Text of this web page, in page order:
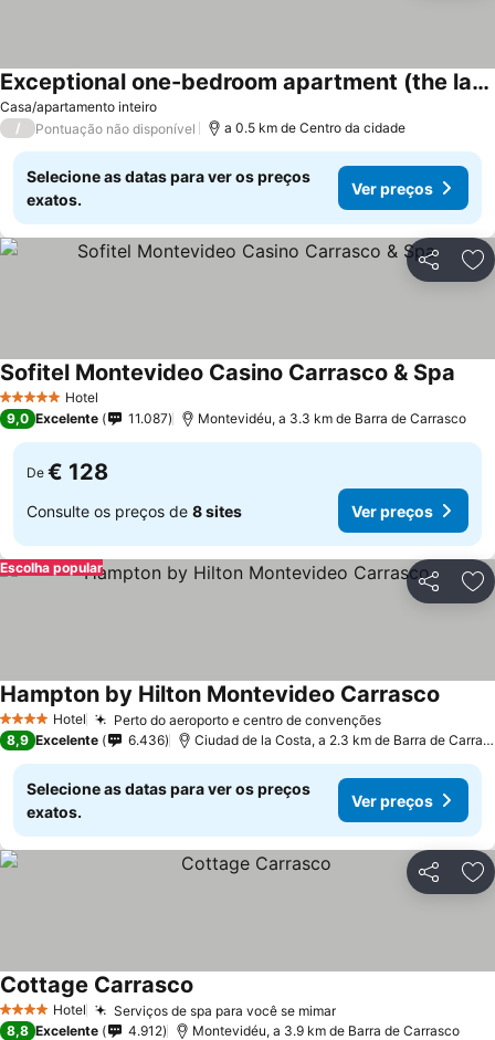
Casa/apartamento inteiro
Exceptional one-bedroom apartment (the lake at your feet). Ideal for resting!
/ Pontuação não disponível a 0.5 km de Centro da cidade
Selecione as datas para ver os preços
exatos.
Ver preços
Partilhar
5 Estrelas Hotel
Sofitel Montevideo Casino Carrasco & Spa
9,0 Excelente 11.087 Montevidéu, a 3.3 km de Barra de Carrasco
De € 128
Consulte os preços de 8 sites Ver preços
Partilhar
Escolha popular
4 EstrelasHotel Perto do aeroporto e centro de convenções
Hampton by Hilton Montevideo Carrasco
8,9 Excelente 6.436 Ciudad de la Costa, a 2.3 km de Barra de Carrasco
Selecione as datas para ver os preços
exatos.
Ver preços
Partilhar
4 EstrelasHotel Serviços de spa para você se mimar
Cottage Carrasco
8,8 Excelente 4.912 Montevidéu, a 3.9 km de Barra de Carrasco